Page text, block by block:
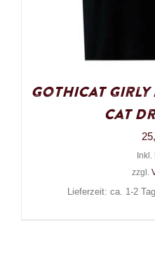
Gothicat Girly
Cat
Inkl.
zzgl.
Lieferzeit: ca. 1-2